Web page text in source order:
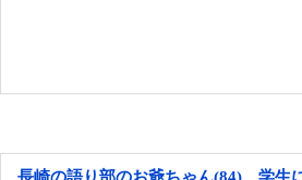
長崎の語り部のお爺ちゃん(84)、学生